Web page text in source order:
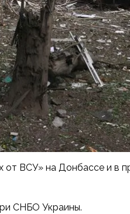
ВСУ» на Донбассе и в
СНБО Украины.